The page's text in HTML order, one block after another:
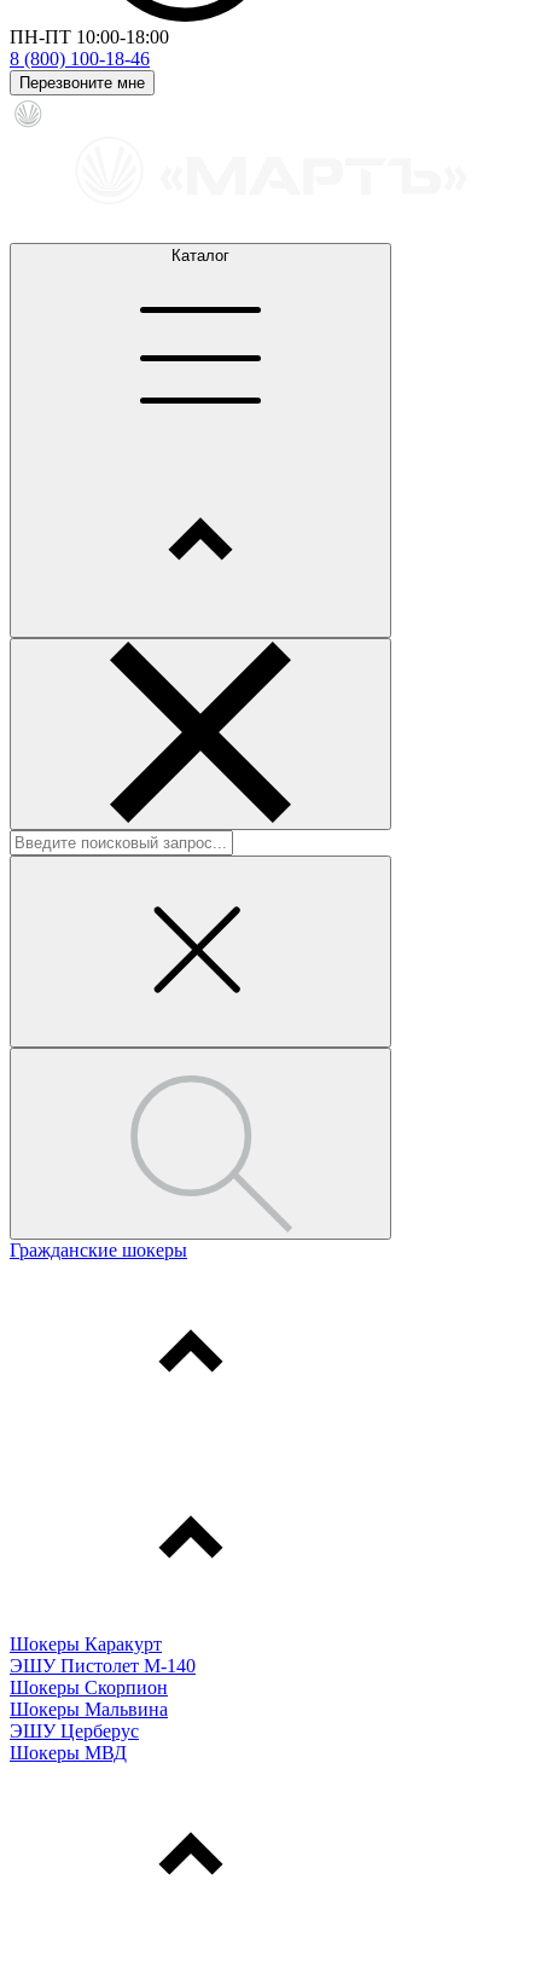
ПН-ПТ 10:00-18:00
8 (800) 100-18-46
Перезвоните мне
Каталог
Гражданские шокеры
Шокеры Каракурт
ЭШУ Пистолет М-140
Шокеры Скорпион
Шокеры Мальвина
ЭШУ Церберус
Шокеры МВД